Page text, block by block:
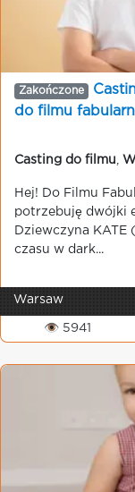
Zakończone
do filmu
Casting do filmu
Hej! Do Filmu
potrzebuję dwójki
Dziewczyna KATE
czasu w dark...
Warsaw
👁 5941